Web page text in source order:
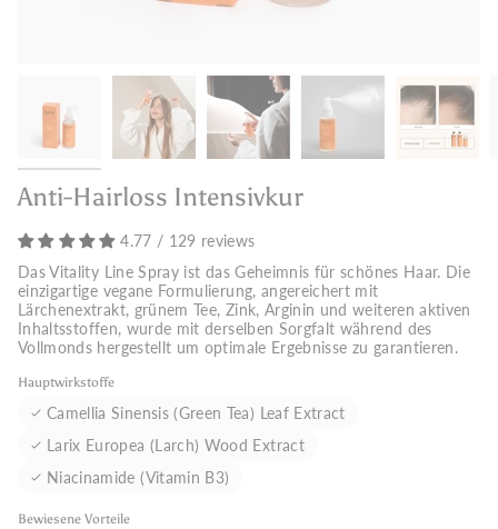
Anti-Hairloss Intensivkur
4.77 / 129 reviews
Das Vitality Line Spray ist das Geheimnis für schönes Haar. Die
einzigartige vegane Formulierung, angereichert mit
Lärchenextrakt, grünem Tee, Zink, Arginin und weiteren aktiven
Inhaltsstoffen, wurde mit derselben Sorgfalt während des
Vollmonds hergestellt um optimale Ergebnisse zu garantieren.
Hauptwirkstoffe
Camellia Sinensis (Green Tea) Leaf Extract
Larix Europea (Larch) Wood Extract
Niacinamide (Vitamin B3)
Bewiesene Vorteile